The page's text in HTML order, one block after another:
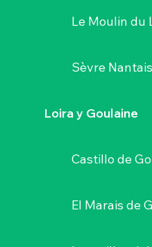
Le Moulin du
Sèvre
Loira y Goulaine
Castillo de
El Marais de
Basse-Mer, 44450